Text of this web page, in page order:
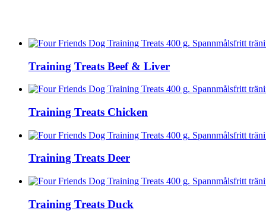
Training Treats Beef & Liver
Training Treats Chicken
Training Treats Deer
Training Treats Duck